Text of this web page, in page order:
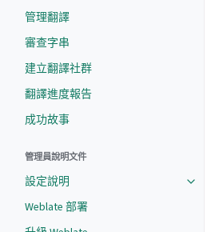
管理翻譯
審查字串
建立翻譯社群
翻譯進度報告
成功故事
管理員說明文件
設定說明
Weblate 部署